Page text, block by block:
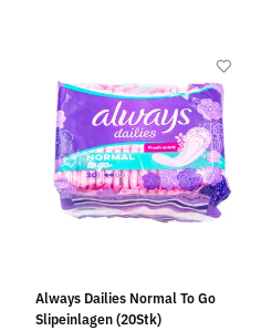
Always Dailies Normal To Go
Slipeinlagen (20Stk)